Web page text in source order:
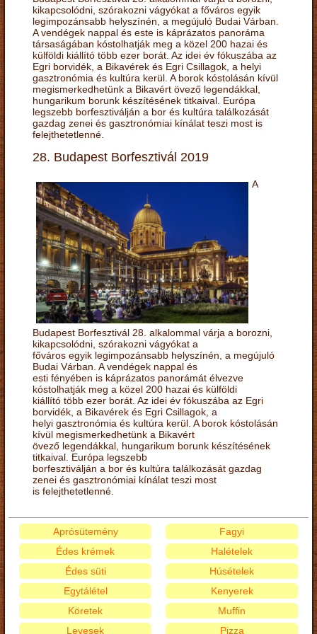
kikapcsolódni, szórakozni vágyókat a főváros egyik
legimpozánsabb helyszínén, a megújuló Budai Várban.
A vendégek nappal és este is káprázatos panoráma
társaságában kóstolhatják meg a közel 200 hazai és
külföldi kiállító több ezer borát. Az idei év fókuszába az
Egri borvidék, a Bikavérek és Egri Csillagok, a helyi
gasztronómia és kultúra kerül. A borok kóstolásán kívül
megismerkedhetünk a Bikavért övező legendákkal,
hungarikum borunk készítésének titkaival. Európa
legszebb borfesztiválján a bor és kultúra találkozását
gazdag zenei és gasztronómiai kínálat teszi most is
felejthetetlenné.
28. Budapest Borfesztivál 2019
A
Budapest Borfesztivál 28. alkalommal várja a borozni,
kikapcsolódni, szórakozni vágyókat a
főváros egyik legimpozánsabb helyszínén, a megújuló
Budai Várban. A vendégek nappal és
esti fényében is káprázatos panorámát élvezve
kóstolhatják meg a közel 200 hazai és külföldi
kiállító több ezer borát. Az idei év fókuszába az Egri
borvidék, a Bikavérek és Egri Csillagok, a
helyi gasztronómia és kultúra kerül. A borok kóstolásán
kívül megismerkedhetünk a Bikavért
övező legendákkal, hungarikum borunk készítésének
titkaival. Európa legszebb
borfesztiválján a bor és kultúra találkozását gazdag
zenei és gasztronómiai kínálat teszi most
is felejthetetlenné.
Aprósütemény
Édes krémek
Édes süti
Egytálétel
Fagyi
Halételek
Húsételek
Kenyerek
Köretek
Levesek
Muffin
Pizza